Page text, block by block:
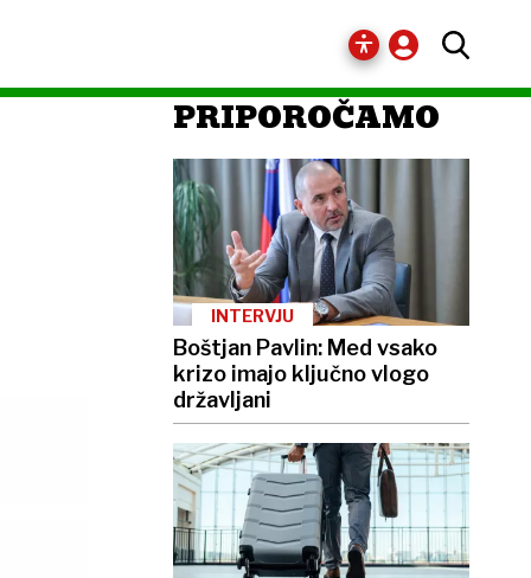
PRIPOROČAMO
INTERVJU
Boštjan Pavlin: Med vsako
krizo imajo ključno vlogo
državljani